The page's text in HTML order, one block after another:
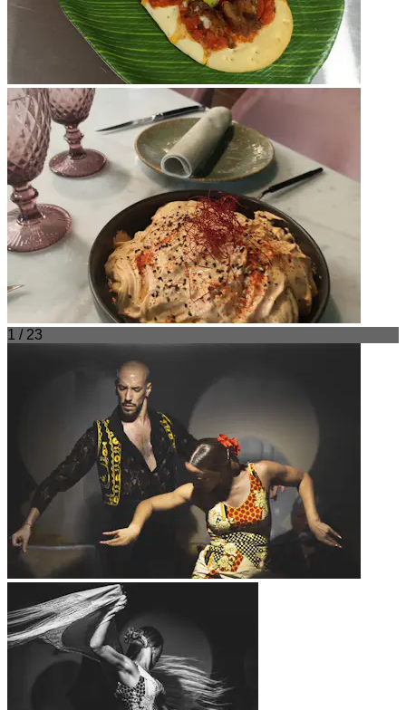
1 / 23